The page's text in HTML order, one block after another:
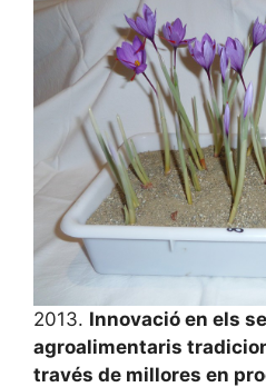
2013. Innovació en els
agroalimentaris
través de millores en